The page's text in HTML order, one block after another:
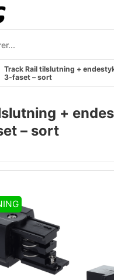
Track Rail tilslutning +
3-faset – sort
+
– sort